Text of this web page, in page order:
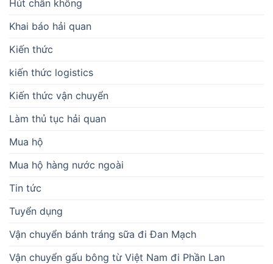
Hút chân không
Khai báo hải quan
Kiến thức
kiến thức logistics
Kiến thức vận chuyển
Làm thủ tục hải quan
Mua hộ
Mua hộ hàng nước ngoài
Tin tức
Tuyển dụng
Vận chuyển bánh tráng sữa đi Đan Mạch
Vận chuyển gấu bông từ Việt Nam đi Phần Lan